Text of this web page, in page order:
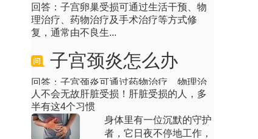
理治疗、药物治疗及手术治疗等方式修
复，通常由不良生...
子宫颈炎怎么办
回答：子宫颈炎可通过药物治疗、物理治
疗、手术干预及生活护理等方式处理，通
常由感染、损伤...
子宫肌瘤剔除术后会不会复发
人不会无故肝脏受损！肝脏受损的人，多
半有这4个习惯
身体里有一位沉默的守护
者，它日夜不停地工作，